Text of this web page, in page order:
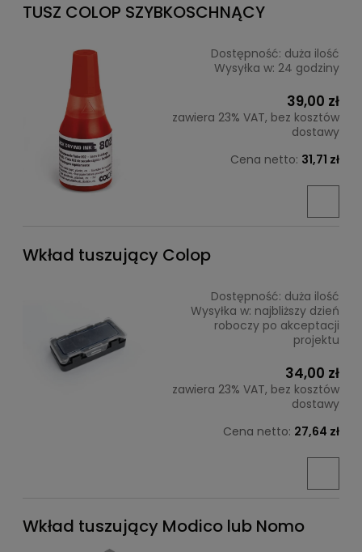
TUSZ COLOP SZYBKOSCHNĄCY
Dostępność: duża ilość
Wysyłka w: 24 godziny
39,00 zł
zawiera 23% VAT, bez kosztów
dostawy
Cena netto: 31,71 zł
Wkład tuszujący Colop
Dostępność: duża ilość
Wysyłka w: najbliższy dzień
roboczy po akceptacji
projektu
34,00 zł
zawiera 23% VAT, bez kosztów
dostawy
Cena netto: 27,64 zł
Wkład tuszujący Modico lub Nomo